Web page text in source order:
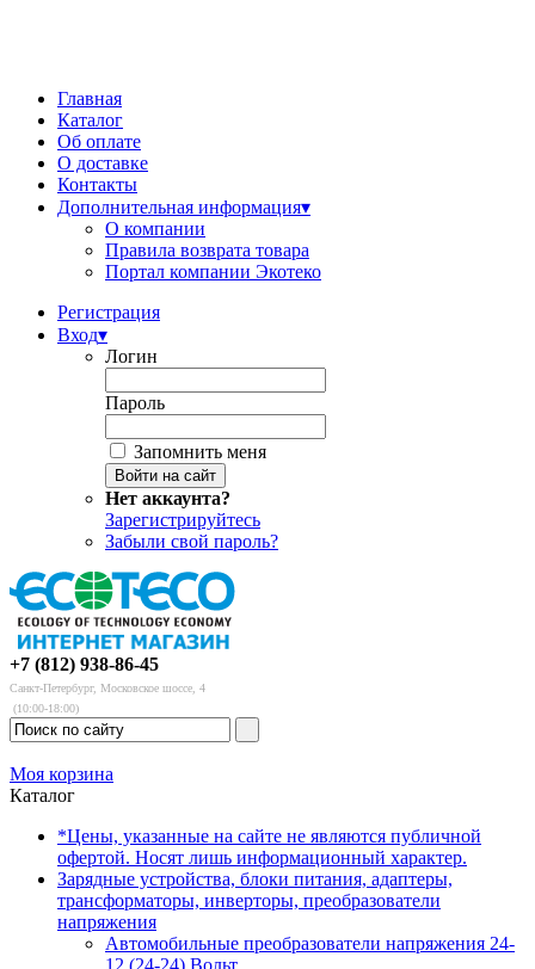
Главная
Каталог
Об оплате
О доставке
Контакты
Дополнительная информация▾
О компании
Правила возврата товара
Портал компании Экотеко
Регистрация
Вход▾
Логин
Пароль
Запомнить меня
Нет аккаунта?
Зарегистрируйтесь
Забыли свой пароль?
+7 (812) 938-86-45
Санкт-Петербург, Московское шоссе, 4
(10:00-18:00)
Моя корзина
Каталог
*Цены, указанные на сайте не являются публичной
офертой. Носят лишь информационный характер.
Зарядные устройства, блоки питания, адаптеры,
трансформаторы, инверторы, преобразователи
напряжения
Автомобильные преобразователи напряжения 24-
12 (24-24) Вольт